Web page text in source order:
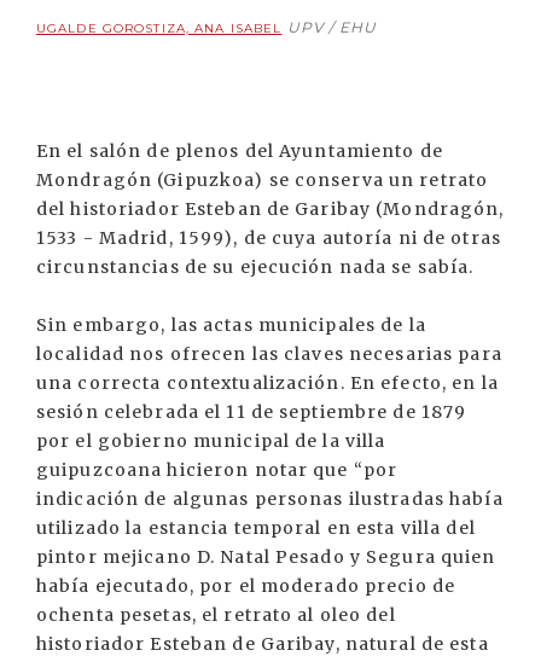
UGALDE GOROSTIZA, ANA ISABEL UPV / EHU
En el salón de plenos del Ayuntamiento de
Mondragón (Gipuzkoa) se conserva un retrato
del historiador Esteban de Garibay (Mondragón,
1533 - Madrid, 1599), de cuya autoría ni de otras
circunstancias de su ejecución nada se sabía.
Sin embargo, las actas municipales de la
localidad nos ofrecen las claves necesarias para
una correcta contextualización. En efecto, en la
sesión celebrada el 11 de septiembre de 1879
por el gobierno municipal de la villa
guipuzcoana hicieron notar que “por
indicación de algunas personas ilustradas había
utilizado la estancia temporal en esta villa del
pintor mejicano D. Natal Pesado y Segura quien
había ejecutado, por el moderado precio de
ochenta pesetas, el retrato al oleo del
historiador Esteban de Garibay, natural de esta